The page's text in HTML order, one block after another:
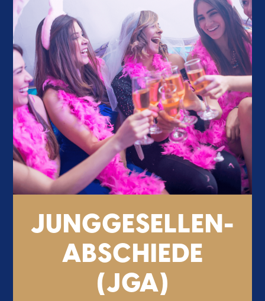
JUNGGESELLEN-
ABSCHIEDE
(JGA)